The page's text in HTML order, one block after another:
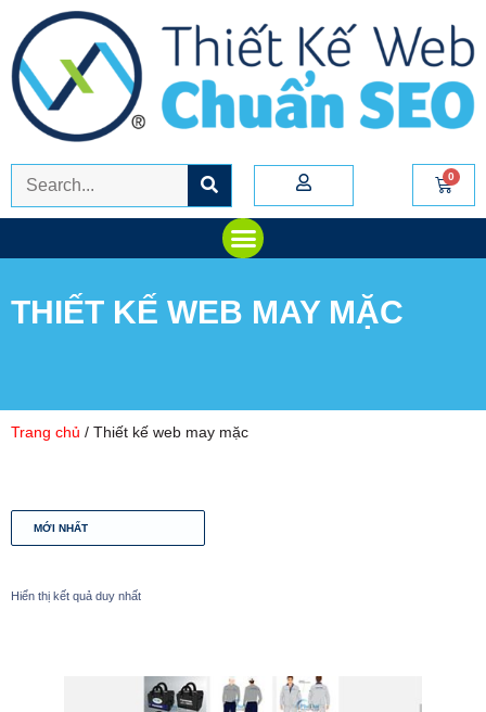
THIẾT KẾ WEB MAY MẶC
Trang chủ / Thiết kế web may mặc
Hiển thị kết quả duy nhất